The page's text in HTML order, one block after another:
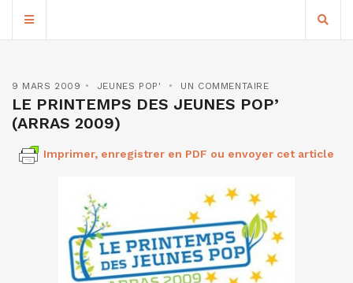
9 MARS 2009 JEUNES POP' UN COMMENTAIRE
LE PRINTEMPS DES JEUNES POP’
(ARRAS 2009‏)
Imprimer, enregistrer en PDF ou envoyer cet article